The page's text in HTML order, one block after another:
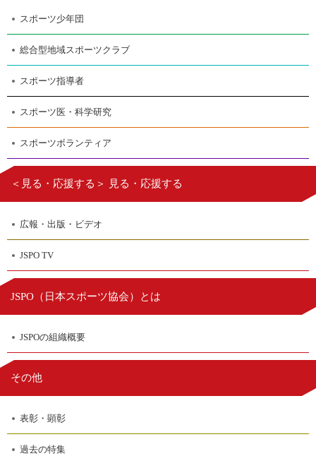
スポーツ少年団
総合型地域スポーツクラブ
スポーツ指導者
スポーツ医・科学研究
スポーツボランティア
＜見る・応援する＞ 見る・応援する
広報・出版・ビデオ
JSPO TV
JSPO（ 日本スポーツ協会）とは
JSPOの組織概要
その他
表彰・顕彰
過去の特集